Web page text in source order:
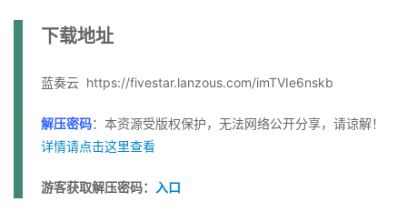
下载地址
蓝奏云 https://fivestar.lanzous.com/imTVIe6nskb
解压密码：本资源受版权保护，无法网络公开分享，请谅解！
详情请点击这里查看
游客获取解压密码： 入口